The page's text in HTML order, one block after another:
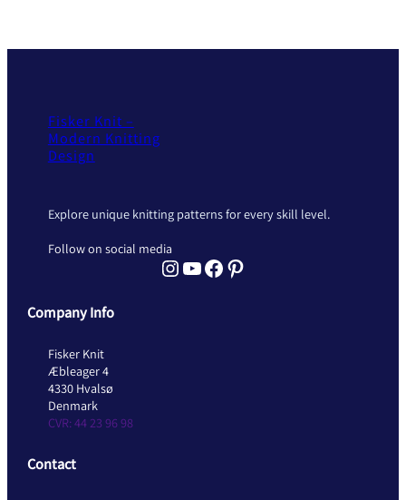
Fisker Knit –
Modern Knitting
Design
Explore unique knitting patterns for every skill level.
Follow on social media
Instagram Fisker Knit YouTube Fisker Knit Facebook Fisker Knit Pinterest Fisker Knit
Company Info
Fisker Knit
Æbleager 4
4330 Hvalsø
Denmark
CVR: 44 23 96 98
Contact